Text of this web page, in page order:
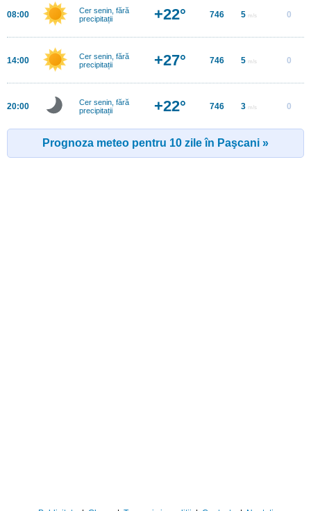
08:00
Cer senin, fără
precipitații
+22° 746 5 m/s 0
14:00
Cer senin, fără
precipitații
+27° 746 5 m/s 0
20:00
Cer senin, fără
precipitații
+22° 746 3 m/s 0
Prognoza meteo pentru 10 zile în Paşcani »